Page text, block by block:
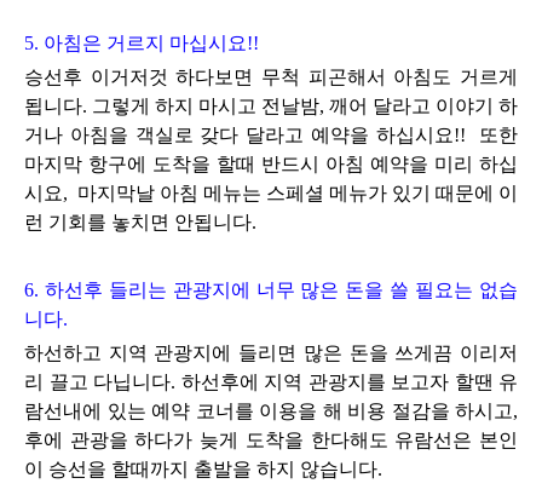
5. 아침은 거르지 마십시요!!
승선후 이거저것 하다보면 무척 피곤해서 아침도 거르게
됩니다. 그렇게 하지 마시고 전날밤, 깨어 달라고 이야기 하
거나 아침을 객실로 갖다 달라고 예약을 하십시요!! 또한
마지막 항구에 도착을 할때 반드시 아침 예약을 미리 하십
시요, 마지막날 아침 메뉴는 스페셜 메뉴가 있기 때문에 이
런 기회를 놓치면 안됩니다.
6. 하선후 들리는 관광지에 너무 많은 돈을 쓸 필요는 없습
니다.
하선하고 지역 관광지에 들리면 많은 돈을 쓰게끔 이리저
리 끌고 다닙니다. 하선후에 지역 관광지를 보고자 할땐 유
람선내에 있는 예약 코너를 이용을 해 비용 절감을 하시고,
후에 관광을 하다가 늦게 도착을 한다해도 유람선은 본인
이 승선을 할때까지 출발을 하지 않습니다.